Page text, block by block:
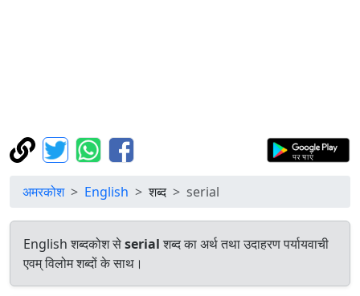
अमरकोश English शब्द serial
English शब्दकोश सेserialशब्द का अर्थ तथा उदाहरण पर्यायवाची
एवम् विलोम शब्दों के साथ।